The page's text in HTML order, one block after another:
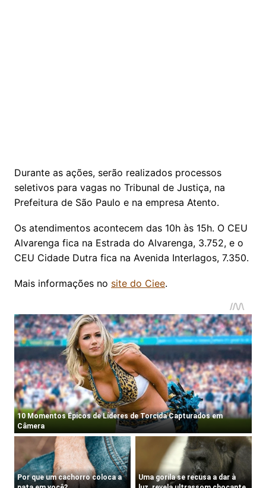
Durante as ações, serão realizados processos
seletivos para vagas no Tribunal de Justiça, na
Prefeitura de São Paulo e na empresa Atento.
Os atendimentos acontecem das 10h às 15h. O CEU
Alvarenga fica na Estrada do Alvarenga, 3.752, e o
CEU Cidade Dutra fica na Avenida Interlagos, 7.350.
Mais informações no site do Ciee.